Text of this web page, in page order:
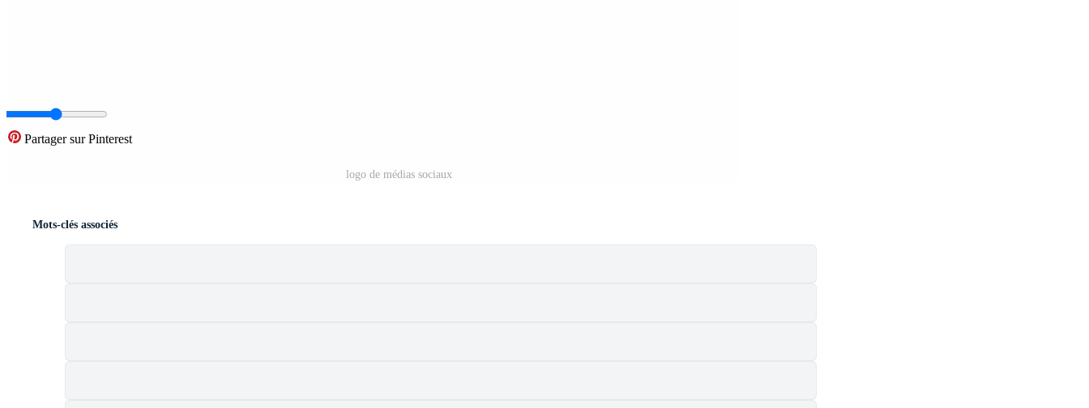
Partager sur Pinterest
logo de médias sociaux
Mots-clés associés